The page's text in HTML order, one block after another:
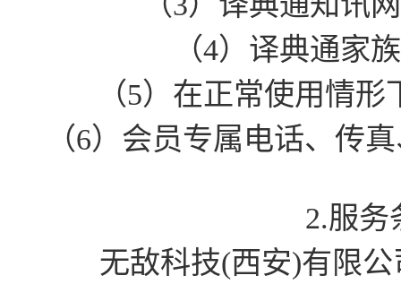
（4）译典通家
（5）在正常使用情
（6）会员专属电话、传
2.服务
无敌科技(西安)有限公